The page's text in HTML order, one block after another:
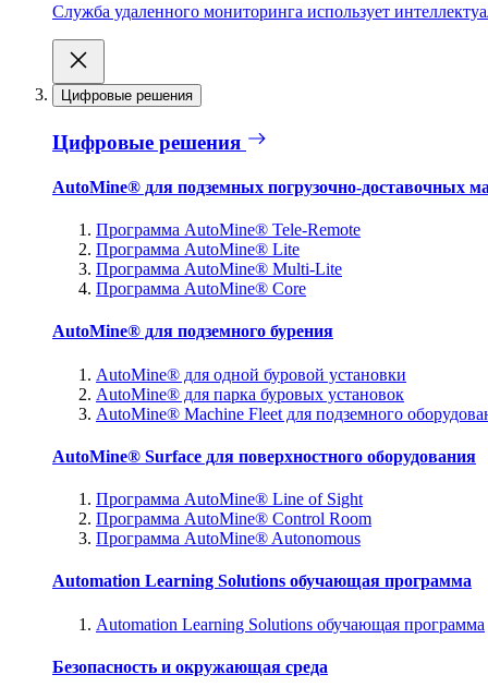
Служба удаленного мониторинга использует
Цифровые решения
Цифровые решения
AutoMine® для подземных погрузочно-доставочных
Программа AutoMine® Tele-Remote
Программа AutoMine® Lite
Программа AutoMine® Multi-Lite
Программа AutoMine® Core
AutoMine® для подземного бурения
AutoMine® для одной буровой установки
AutoMine® для парка буровых установок
AutoMine® Machine Fleet для подземного
AutoMine® Surface для поверхностного оборудования
Программа AutoMine® Line of Sight
Программа AutoMine® Control Room
Программа AutoMine® Autonomous
Automation Learning Solutions обучающая программа
Automation Learning Solutions обучающая программа
Безопасность и окружающая среда